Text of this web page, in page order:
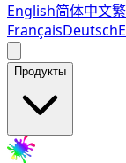
English简体中文
FrançaisDeutsch
Продукты